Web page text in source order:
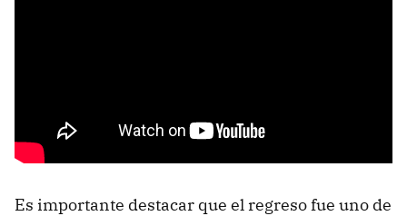
Es importante destacar que el regreso fue uno de